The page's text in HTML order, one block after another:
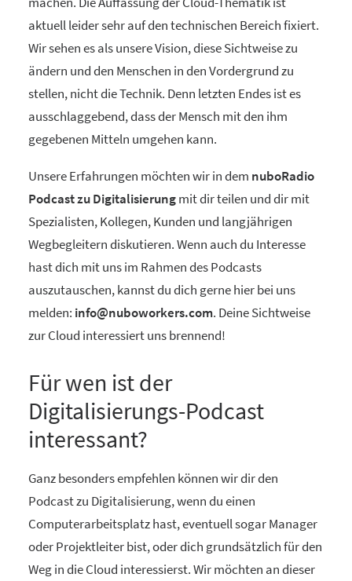
aktuell leider sehr auf den technischen Bereich fixiert.
Wir sehen es als unsere Vision, diese Sichtweise zu
ändern und den Menschen in den Vordergrund zu
stellen, nicht die Technik. Denn letzten Endes ist es
ausschlaggebend, dass der Mensch mit den ihm
gegebenen Mitteln umgehen kann.
Unsere Erfahrungen möchten wir in dem nuboRadio
Podcast zu Digitalisierungmit dir teilen und dir mit
Spezialisten, Kollegen, Kunden und langjährigen
Wegbegleitern diskutieren. Wenn auch du Interesse
hast dich mit uns im Rahmen des Podcasts
auszutauschen, kannst du dich gerne hier bei uns
melden: info@nuboworkers.com. Deine Sichtweise
zur Cloud interessiert uns brennend!
Für wen ist der
Digitalisierungs-Podcast
interessant?
Ganz besonders empfehlen können wir dir den
Podcast zu Digitalisierung, wenn du einen
Computerarbeitsplatz hast, eventuell sogar Manager
oder Projektleiter bist, oder dich grundsätzlich für den
Weg in die Cloud interessierst. Wir möchten an dieser